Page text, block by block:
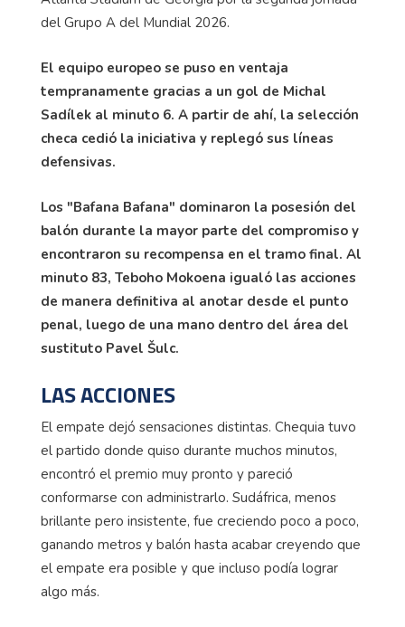
del Grupo A del Mundial 2026.
El equipo europeo se puso en ventaja
tempranamente gracias a un gol de Michal
Sadílek al minuto 6. A partir de ahí, la selección
checa cedió la iniciativa y replegó sus líneas
defensivas.
Los "Bafana Bafana" dominaron la posesión del
balón durante la mayor parte del compromiso y
encontraron su recompensa en el tramo final. Al
minuto 83, Teboho Mokoena igualó las acciones
de manera definitiva al anotar desde el punto
penal, luego de una mano dentro del área del
sustituto Pavel Šulc.
LAS ACCIONES
El empate dejó sensaciones distintas. Chequia tuvo
el partido donde quiso durante muchos minutos,
encontró el premio muy pronto y pareció
conformarse con administrarlo. Sudáfrica, menos
brillante pero insistente, fue creciendo poco a poco,
ganando metros y balón hasta acabar creyendo que
el empate era posible y que incluso podía lograr
algo más.